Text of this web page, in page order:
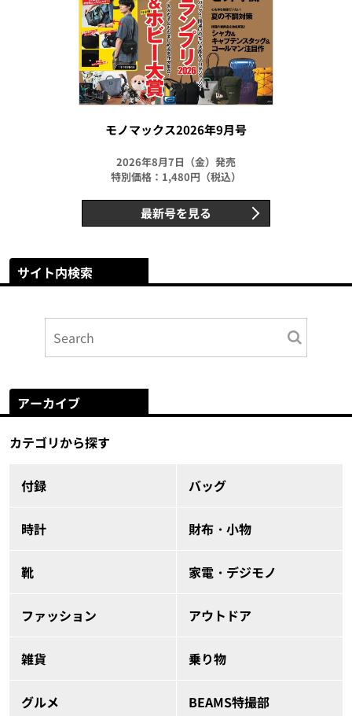
モノマックス2026年9月号
2026年8月7日（金）発売
特別価格：1,480円（税込）
最新号を見る
サイト内検索
アーカイブ
カテゴリから探す
付録 バッグ
時計 財布・小物
靴 家電・デジモノ
ファッション アウトドア
雑貨 乗り物
グルメ BEAMS特撮部